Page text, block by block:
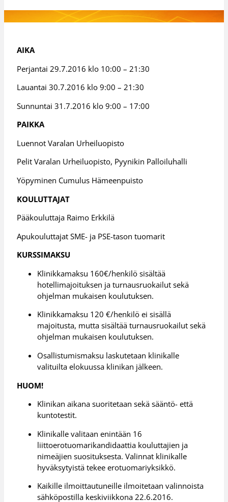
AIKA
Perjantai 29.7.2016 klo 10:00 – 21:30
Lauantai 30.7.2016 klo 9:00 – 21:30
Sunnuntai 31.7.2016 klo 9:00 – 17:00
PAIKKA
Luennot Varalan Urheiluopisto
Pelit Varalan Urheiluopisto, Pyynikin Palloiluhalli
Yöpyminen Cumulus Hämeenpuisto
KOULUTTAJAT
Pääkouluttaja Raimo Erkkilä
Apukouluttajat SME- ja PSE-tason tuomarit
KURSSIMAKSU
Klinikkamaksu 160€/henkilö sisältää
hotellimajoituksen ja turnausruokailut sekä
ohjelman mukaisen koulutuksen.
Klinikkamaksu 120 €/henkilö ei sisällä
majoitusta, mutta sisältää turnausruokailut sekä
ohjelman mukaisen koulutuksen.
Osallistumismaksu laskutetaan klinikalle
valituilta elokuussa klinikan jälkeen.
HUOM!
Klinikan aikana suoritetaan sekä sääntö- että
kuntotestit.
Klinikalle valitaan enintään 16
liittoerotuomarikandidaattia kouluttajien ja
nimeäjien suosituksesta. Valinnat klinikalle
hyväksytyistä tekee erotuomariyksikkö.
Kaikille ilmoittautuneille ilmoitetaan valinnoista
sähköpostilla keskiviikkona 22.6.2016.